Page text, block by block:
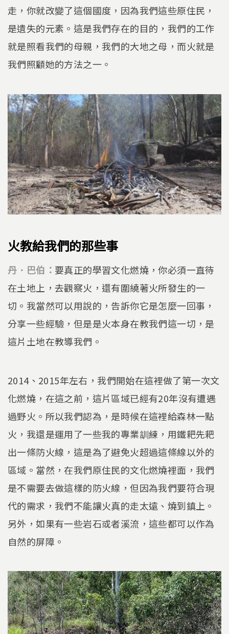
走，你就改變了這個國度，因為我們這些原住民，
是遺失的元素。這是我們存在的目的，我們的工作
就是照看我們的母親，我們的大地之母，而火就是
我們照顧她的方法之一。
火教給我們的那些事
丹．巴伯： 要真正的學習文化燃燒，你必須一直待
在土地上，去觀察火，還有圍繞著火所發生的一
切。我當然可以用說的，告訴你它是怎麼一回事，
分享一些經驗，但是是火本身在教我們這一切，是
這片土地在教導我們。
2014、2015年左右，我們開始在這裡做了第一次文
化燃燒，在這之前，這片區域已經有20年沒有遭遇
過野火。所以我們認為，是時候在這裡給森林一點
火，我還是運用了一些我的專業訓練，用鐵耙先耙
出一條防火線，這是為了避免火超過這條線以外的
區域。當然，在我們原住民的文化燃燒裡面，我們
是不需要去做這樣的防火線，但因為我們要符合現
代的需求，我們不能讓火真的走太遠、燒到鎮上。
另外，如果有一些岩石或者溪流，這些都可以作為
自然的屏障。